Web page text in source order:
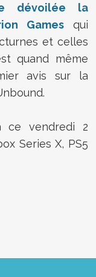
dévoilée la
Gamesqui
et celles
quand même
avis sur la
ce vendredi 2
Series X, PS5